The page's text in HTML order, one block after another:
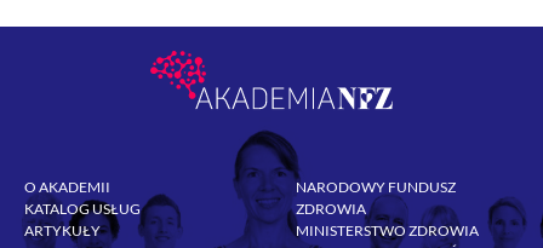
O AKADEMII
KATALOG USŁUG
ARTYKUŁY
NARODOWY FUNDUSZ
ZDROWIA
MINISTERSTWO ZDROWIA